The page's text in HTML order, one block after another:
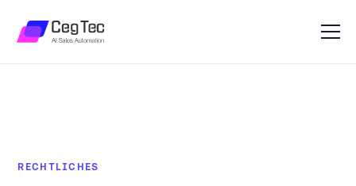
RECHTLICHES